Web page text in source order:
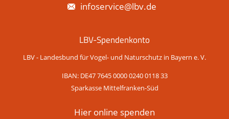
infoservice@lbv.de
LBV-Spendenkonto
LBV - Landesbund für Vogel- und Naturschutz in Bayern e. V.
IBAN: DE47 7645 0000 0240 0118 33
Sparkasse Mittelfranken-Süd
Hier online spenden